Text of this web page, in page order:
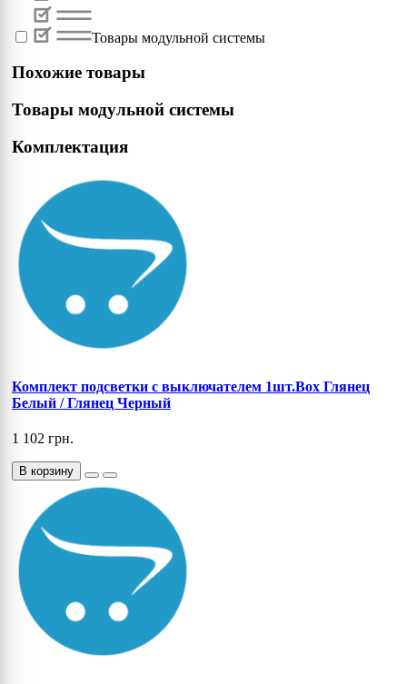
Товары модульной системы
Похожие товары
Товары модульной системы
Комплектация
Комплект подсветки с выключателем 1шт.Box Глянец
Белый / Глянец Черный
1 102 грн.
В корзину